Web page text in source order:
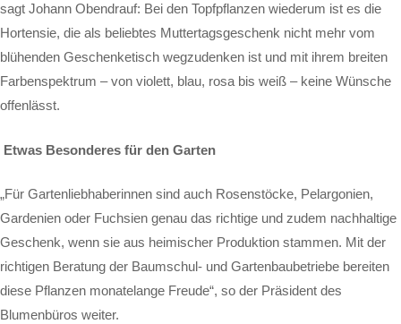
sagt Johann Obendrauf: Bei den Topfpflanzen wiederum ist es die
Hortensie, die als beliebtes Muttertagsgeschenk nicht mehr vom
blühenden Geschenketisch wegzudenken ist und mit ihrem breiten
Farbenspektrum – von violett, blau, rosa bis weiß – keine Wünsche
offenlässt.
Etwas Besonderes für den Garten
„Für Gartenliebhaberinnen sind auch Rosenstöcke, Pelargonien,
Gardenien oder Fuchsien genau das richtige und zudem nachhaltige
Geschenk, wenn sie aus heimischer Produktion stammen. Mit der
richtigen Beratung der Baumschul- und Gartenbaubetriebe bereiten
diese Pflanzen monatelange Freude“, so der Präsident des
Blumenbüros weiter.